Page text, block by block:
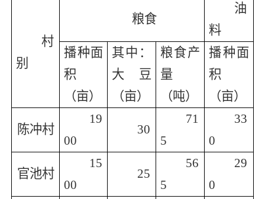
村
别
粮食
油
料
播种面
积
（亩）
其中：
大豆
（亩）
粮食产
量
（吨）
播种面
积
（亩）
陈冲村
19
00
30
71
5
33
0
官池村
15
00
25
56
5
29
0